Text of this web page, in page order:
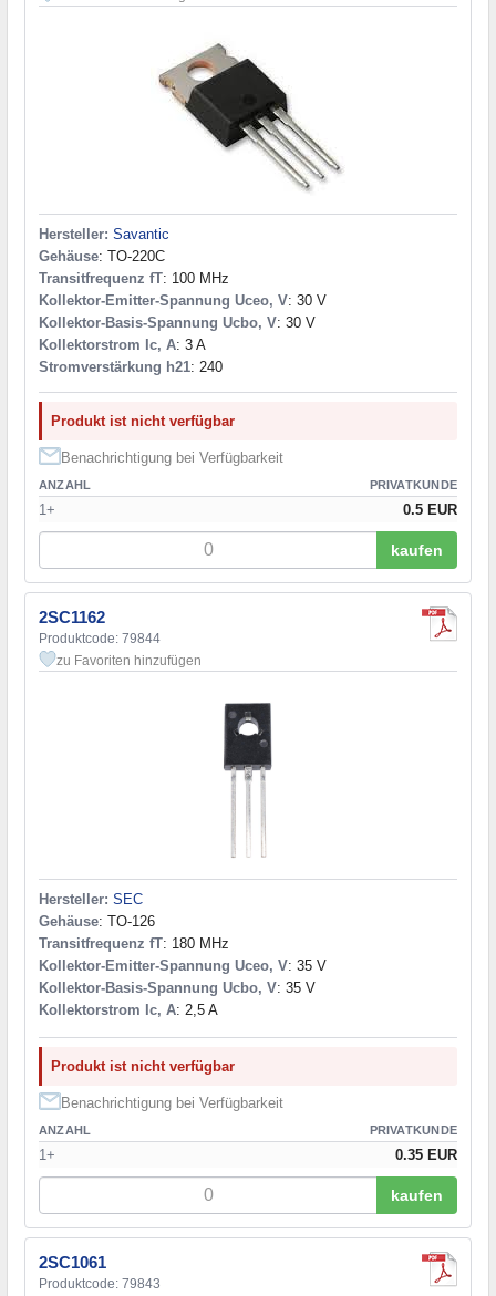
Hersteller: Savantic
Gehäuse: TO-220C
Transitfrequenz fT: 100 MHz
Kollektor-Emitter-Spannung Uceo, V: 30 V
Kollektor-Basis-Spannung Ucbo, V: 30 V
Kollektorstrom Ic, A: 3 A
Stromverstärkung h21: 240
Produkt ist nicht verfügbar
Benachrichtigung bei Verfügbarkeit
ANZAHL PRIVATKUNDE
1+ 0.5 EUR
kaufen
2SC1162
Produktcode: 79844
zu Favoriten hinzufügen
Hersteller: SEC
Gehäuse: TO-126
Transitfrequenz fT: 180 MHz
Kollektor-Emitter-Spannung Uceo, V: 35 V
Kollektor-Basis-Spannung Ucbo, V: 35 V
Kollektorstrom Ic, A: 2,5 A
Produkt ist nicht verfügbar
Benachrichtigung bei Verfügbarkeit
ANZAHL PRIVATKUNDE
1+ 0.35 EUR
kaufen
2SC1061
Produktcode: 79843